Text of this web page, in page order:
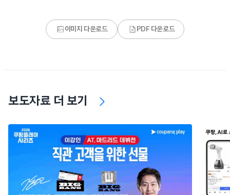
이미지 다운로드 PDF 다운로드
보도자료 더 보기